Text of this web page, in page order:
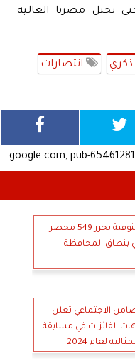
تحتل مصرنا الغالية
ذكري انتصارات
google.com, pub-
تموين المنوفية يحرر 549 محضر
بنطاق المحافظة
الاجتماعي تعلن
الفائزات في مسابقة
لعام 2024